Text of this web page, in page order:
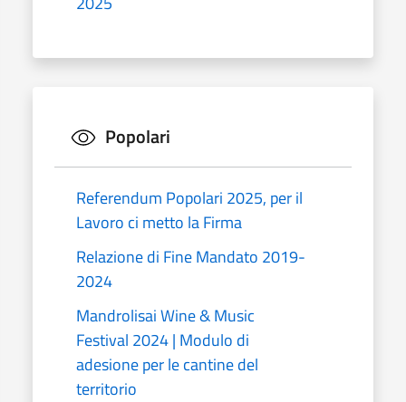
Popolari
Referendum Popolari 2025, per il
Lavoro ci metto la Firma
Relazione di Fine Mandato 2019-
2024
Mandrolisai Wine & Music
Festival 2024 | Modulo di
adesione per le cantine del
territorio